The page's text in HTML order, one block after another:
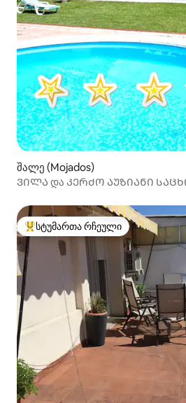
შალე (Mojados)
ᲕᲘᲚᲐ და ᲙᲔᲠᲫᲝ ᲐᲣᲖᲘᲐᲜᲘ
სტუმართა რჩეული მოწინავე
სტუმართა რჩეული